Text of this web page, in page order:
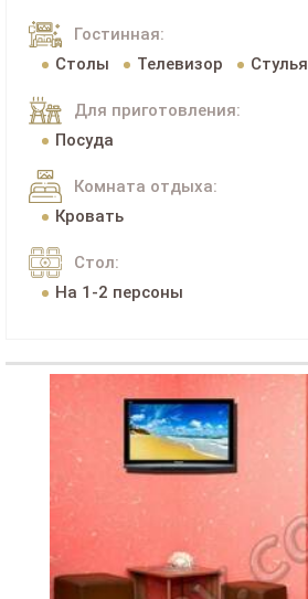
Гостинная:
Столы
Телевизор Стулья
Для приготовления:
Посуда
Комната отдыха:
Кровать
Стол:
На 1-2 персоны